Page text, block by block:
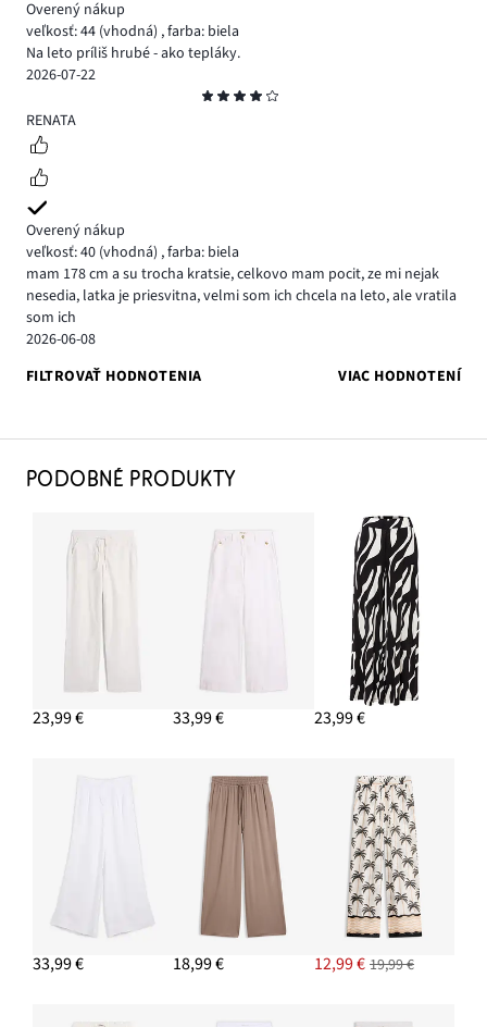
Overený nákup
veľkosť: 44 (vhodná) ,farba: biela
Na leto príliš hrubé - ako tepláky.
2026-07-22
4
RENATA
Overený nákup
veľkosť: 40 (vhodná) ,farba: biela
mam 178 cm a su trocha kratsie, celkovo mam pocit, ze mi nejak
nesedia, latka je priesvitna, velmi som ich chcela na leto, ale vratila
som ich
2026-06-08
FILTROVAŤ HODNOTENIA
VIAC HODNOTENÍ
PODOBNÉ PRODUKTY
23,99 € 33,99 € 23,99 €
33,99 € 18,99 € 12,99 € 19,99 €